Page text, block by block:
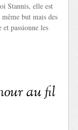
Stannis, elle est
but mais des
et passionne les
au fil